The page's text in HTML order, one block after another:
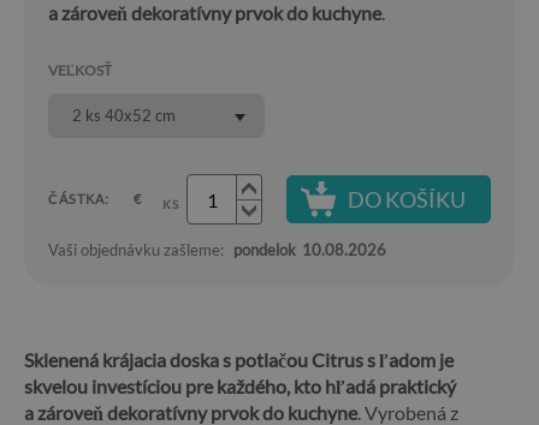
a zároveň dekoratívny prvok do kuchyne.
VEĽKOSŤ
2 ks 40x52 cm
ČÁSTKA: € KS DO KOŠÍKU
Vaši objednávku zašleme: pondelok 10.08.2026
Sklenená krájacia doska s potlačou Citrus s ľadom je
skvelou investíciou pre každého, kto hľadá praktický
a zároveň dekoratívny prvok do kuchyne. Vyrobená z